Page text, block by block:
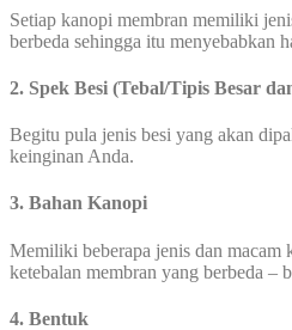
Setiap kanopi membran memiliki
berbeda sehingga itu menyebabkan
2. Spek Besi (Tebal/Tipis Besar
Begitu pula jenis besi yang akan
keinginan Anda.
3. Bahan Kanopi
Memiliki beberapa jenis dan macam
ketebalan membran yang berbeda –
4. Bentuk